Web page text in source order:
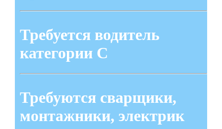
Требуется водитель
категории С
Требуются сварщики,
монтажники, электрик